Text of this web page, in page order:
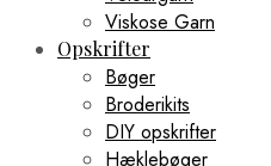
Viskose Garn
Opskrifter
Bøger
Broderikits
DIY opskrifter
Hæklebøger